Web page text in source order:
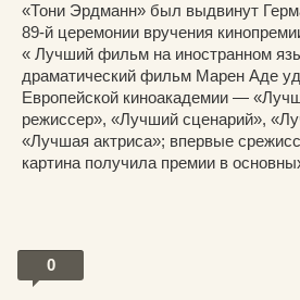
«Тони Эрдманн» был выдвинут
89-й церемонии вручения
« Лучший фильм на иностранном
драматический фильм Марен Аде
Европейской киноакадемии —
режиссер», «Лучший сценарий»,
«Лучшая актриса»; впервые
картина получила премии в
0